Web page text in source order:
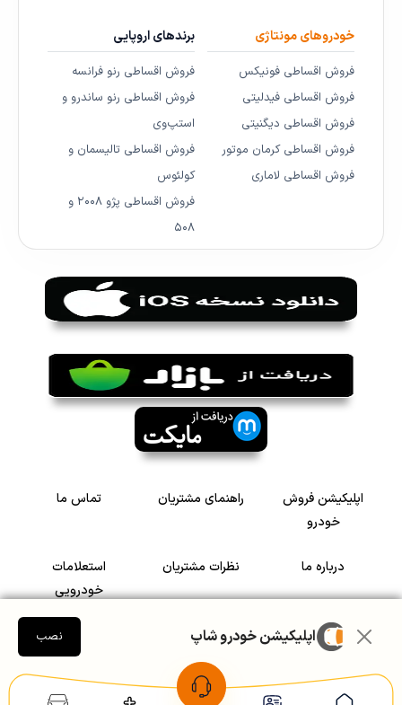
خودروهای مونتاژی
فروش اقساطی فونیکس
فروش اقساطی فیدلیتی
فروش اقساطی دیگنیتی
فروش اقساطی کرمان موتور
فروش اقساطی لاماری
برندهای اروپایی
فروش اقساطی رنو فرانسه
فروش اقساطی رنو ساندرو و
استپ‌وی
فروش اقساطی تالیسمان و
کولئوس
فروش اقساطی پژو ۲۰۰۸ و
۵۰۸
اپلیکیشن فروش
خودرو
راهنمای مشتریان تماس ما
درباره ما نظرات مشتریان
استعلامات
خودرویی
سرمایه گذاری در
رضایت مشتریان
اپلیکیشن خودرو شاپ نصب